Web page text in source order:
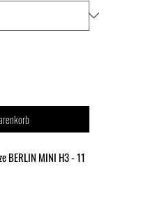
BERLIN MINI H3 - 11